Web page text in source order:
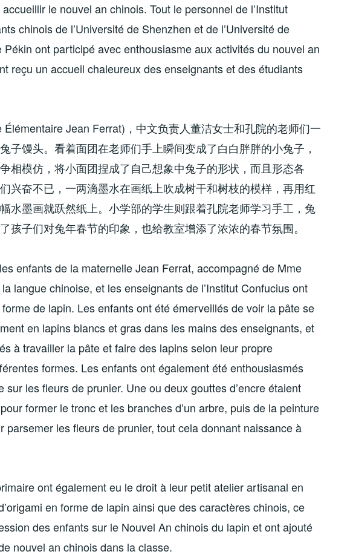
le nouvel an chinois. Tout le personnel de l’Institut
chinois de l’Université de Shenzhen et de l’Université de
ont participé avec enthousiasme aux activités du nouvel an
reçu un accueil chaleureux des enseignants et des étudiants
Jean Ferrat)，中文负责人董洁女士和孔院的老师们一
子馒头。看着面团在老师们手上瞬间变成了白白胖胖的小兔子，
相模仿，将小面团捏成了自己想象中兔子的形状，而且形态各
兴奋不已，一两滴墨水在画纸上吹成树干和树枝的模样，再用红
水墨画就跃然纸上。小学部的学生则跟着孔院老师学习手工，兔
孩子们对兔年春节的印象，也给教室增添了浓浓的春节氛围。
enfants de la maternelle Jean Ferrat, accompagné de Mme
langue chinoise, et les enseignants de l’Institut Confucius ont
de lapin. Les enfants ont été émerveillés de voir la pâte se
en lapins blancs et gras dans les mains des enseignants, et
à travailler la pâte et faire des lapins selon leur propre
formes. Les enfants ont également été enthousiasmés
sur les fleurs de prunier. Une ou deux gouttes d’encre étaient
former le tronc et les branches d’un arbre, puis de la peinture
parsemer les fleurs de prunier, tout cela donnant naissance à
ont également eu le droit à leur petit atelier artisanal en
en forme de lapin ainsi que des caractères chinois, ce
des enfants sur le Nouvel An chinois du lapin et ont ajouté
nouvel an chinois dans la classe.